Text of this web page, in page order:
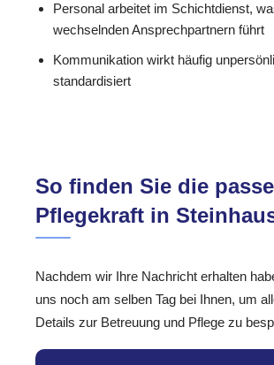
Personal arbeitet im Schichtdienst,
wechselnden Ansprechpartnern führt
Kommunikation wirkt häufig
standardisiert
So finden Sie die
Pflegekraft in
Nachdem wir Ihre Nachricht erhalten
uns noch am selben Tag bei Ihnen, um
Details zur Betreuung und Pflege zu